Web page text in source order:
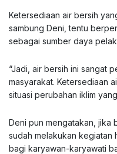
Ketersediaan air bersih
sambung Deni, tentu
sebagai sumber daya
“Jadi, air bersih ini sangat
masyarakat. Ketersediaan
situasi perubahan iklim
Deni pun mengatakan, jika
sudah melakukan kegiatan
bagi karyawan-karyawati